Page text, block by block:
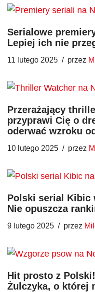
Serialowe
Lepiej ich nie
11 lutego 2025 przez
Przerażający
przyprawi Cię o
oderwać wzroku
10 lutego 2025 przez
Polski serial Kibic
Nie opuszcza
9 lutego 2025 przez
Hit prosto z
Żulczyka, o której